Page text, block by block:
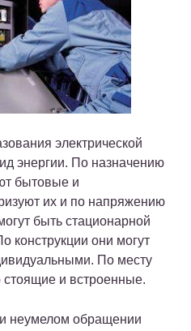
электрической
энергии. По назначению
бытовые и
их и по напряжению
быть стационарной
конструкции они могут
По месту
стоящие и встроенные.
неумелом обращении